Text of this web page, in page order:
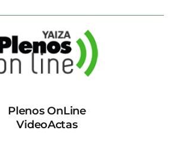
Plenos OnLine
VideoActas